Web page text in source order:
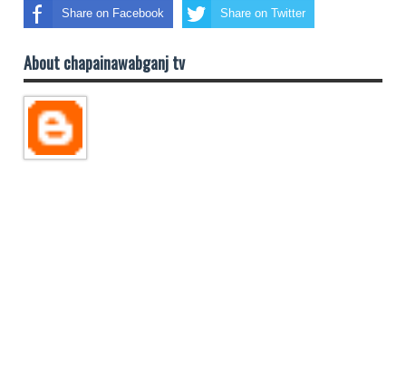
Share on Facebook Share on Twitter
About chapainawabganj tv